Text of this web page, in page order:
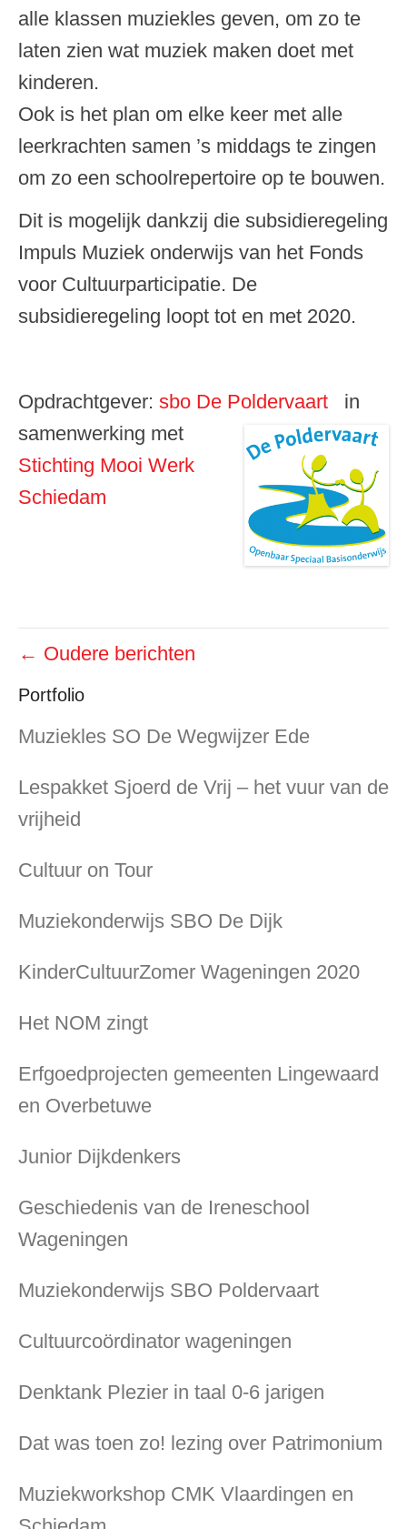
alle klassen muziekles geven, om zo te
laten zien wat muziek maken doet met
kinderen.
Ook is het plan om elke keer met alle
leerkrachten samen ’s middags te zingen
om zo een schoolrepertoire op te bouwen.
Dit is mogelijk dankzij die subsidieregeling
Impuls Muziek onderwijs van het Fonds
voor Cultuurparticipatie. De
subsidieregeling loopt tot en met 2020.
Opdrachtgever: sbo De Poldervaart
in
samenwerking met
Stichting Mooi Werk
Schiedam
Bericht
navigatie
← Oudere berichten
Portfolio
Muziekles SO De Wegwijzer Ede
Lespakket Sjoerd de Vrij – het vuur van de
vrijheid
Cultuur on Tour
Muziekonderwijs SBO De Dijk
KinderCultuurZomer Wageningen 2020
Het NOM zingt
Erfgoedprojecten gemeenten Lingewaard
en Overbetuwe
Junior Dijkdenkers
Geschiedenis van de Ireneschool
Wageningen
Muziekonderwijs SBO Poldervaart
Cultuurcoördinator wageningen
Denktank Plezier in taal 0-6 jarigen
Dat was toen zo! lezing over Patrimonium
Muziekworkshop CMK Vlaardingen en